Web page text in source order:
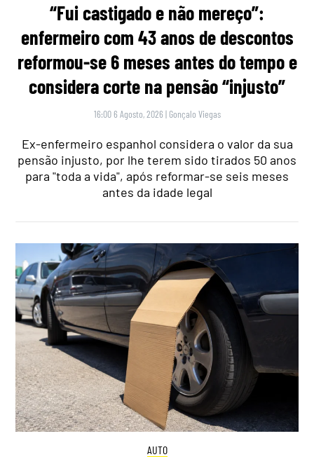
“Fui castigado e não mereço”:
enfermeiro com 43 anos de descontos
reformou-se 6 meses antes do tempo e
considera corte na pensão “injusto”
16:00 6 Agosto, 2026 | Gonçalo Viegas
Ex-enfermeiro espanhol considera o valor da sua
pensão injusto, por lhe terem sido tirados 50 anos
para "toda a vida", após reformar-se seis meses
antes da idade legal
AUTO